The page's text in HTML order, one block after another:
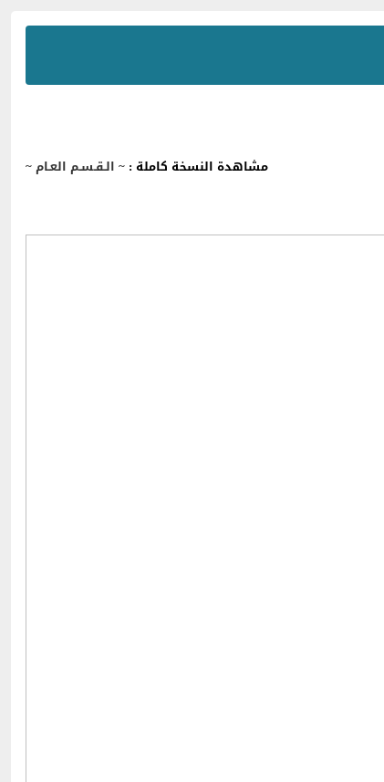
مشاهدة النسخة كاملة : ~ الـقـسـم العـام ~